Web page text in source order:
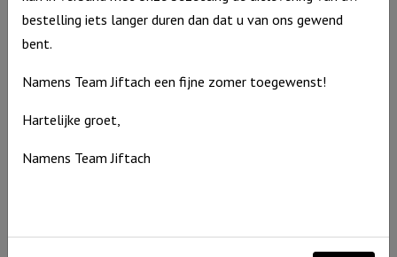
-
bestelling iets langer duren dan dat u van ons gewend
bent.
Namens Team Jiftach een fijne zomer toegewenst!
Hartelijke groet,
Namens Team Jiftach